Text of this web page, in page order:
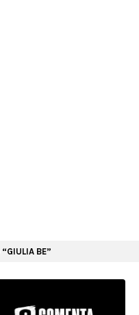
GIULIA BE